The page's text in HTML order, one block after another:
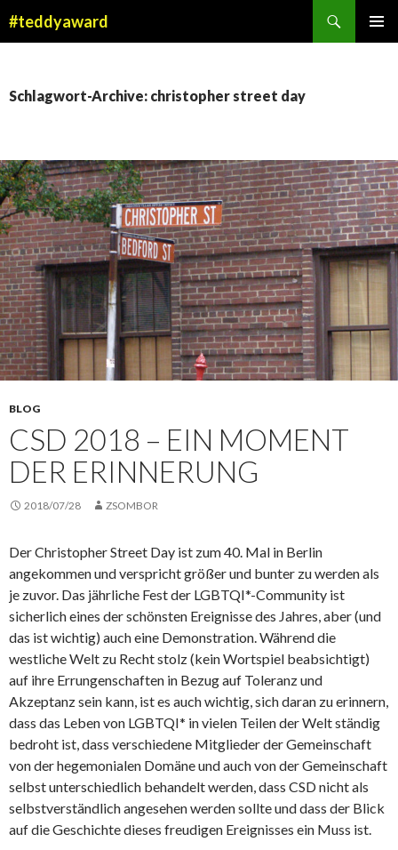
#teddyaward
Schlagwort-Archive: christopher street day
BLOG
CSD 2018 – EIN MOMENT
DER ERINNERUNG
2018/07/28 ZSOMBOR
Der Christopher Street Day ist zum 40. Mal in Berlin
angekommen und verspricht größer und bunter zu werden als
je zuvor. Das jährliche Fest der LGBTQI*-Community ist
sicherlich eines der schönsten Ereignisse des Jahres, aber (und
das ist wichtig) auch eine Demonstration. Während die
westliche Welt zu Recht stolz (kein Wortspiel beabsichtigt)
auf ihre Errungenschaften in Bezug auf Toleranz und
Akzeptanz sein kann, ist es auch wichtig, sich daran zu erinnern,
dass das Leben von LGBTQI* in vielen Teilen der Welt ständig
bedroht ist, dass verschiedene Mitglieder der Gemeinschaft
von der hegemonialen Domäne und auch von der Gemeinschaft
selbst unterschiedlich behandelt werden, dass CSD nicht als
selbstverständlich angesehen werden sollte und dass der Blick
auf die Geschichte dieses freudigen Ereignisses ein Muss ist.